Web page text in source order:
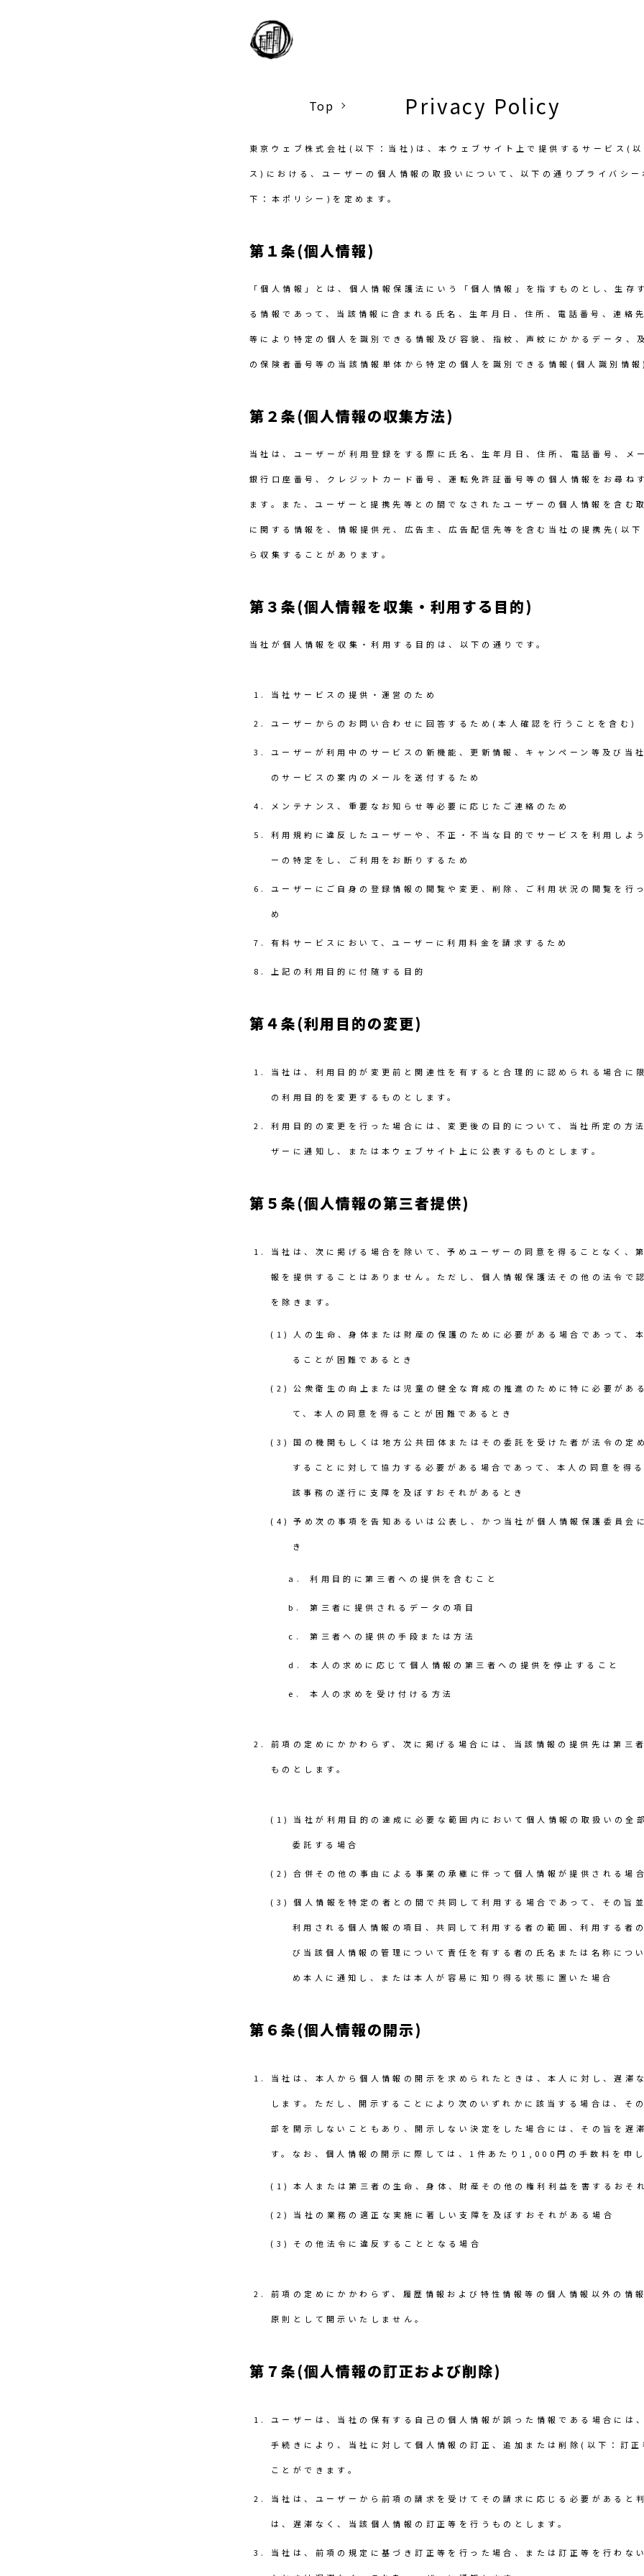
Top Privacy Policy
東京ウェブ株式会社(以下：当社)は、本ウェブサイト上で提供するサービス(以
ス)における、ユーザーの個人情報の取扱いについて、以下の通りプライバシー
下：本ポリシー)を定めます。
第１条(個人情報)
「個人情報」とは、個人情報保護法にいう「個人情報」を指すものとし、生存
る情報であって、当該情報に含まれる氏名、生年月日、住所、電話番号、連絡
等により特定の個人を識別できる情報及び容貌、指紋、声紋にかかるデータ、
の保険者番号等の当該情報単体から特定の個人を識別できる情報(個人識別情報
第２条(個人情報の収集方法)
当社は、ユーザーが利用登録をする際に氏名、生年月日、住所、電話番号、メ
銀行口座番号、クレジットカード番号、運転免許証番号等の個人情報をお尋ね
ます。また、ユーザーと提携先等との間でなされたユーザーの個人情報を含む
に関する情報を、情報提供元、広告主、広告配信先等を含む当社の提携先(以
ら収集することがあります。
第３条(個人情報を収集・利用する目的)
当社が個人情報を収集・利用する目的は、以下の通りです。
当社サービスの提供・運営のため
ユーザーからのお問い合わせに回答するため(本人確認を行うことを含む)
ユーザーが利用中のサービスの新機能、更新情報、キャンペーン等及び当
のサービスの案内のメールを送付するため
メンテナンス、重要なお知らせ等必要に応じたご連絡のため
利用規約に違反したユーザーや、不正・不当な目的でサービスを利用しよ
ーの特定をし、ご利用をお断りするため
ユーザーにご自身の登録情報の閲覧や変更、削除、ご利用状況の閲覧を行
め
有料サービスにおいて、ユーザーに利用料金を請求するため
上記の利用目的に付随する目的
第４条(利用目的の変更)
当社は、利用目的が変更前と関連性を有すると合理的に認められる場合に
の利用目的を変更するものとします。
利用目的の変更を行った場合には、変更後の目的について、当社所定の方
ザーに通知し、または本ウェブサイト上に公表するものとします。
第５条(個人情報の第三者提供)
当社は、次に掲げる場合を除いて、予めユーザーの同意を得ることなく、
報を提供することはありません。ただし、個人情報保護法その他の法令で
を除きます。
人の生命、身体または財産の保護のために必要がある場合であって、
ることが困難であるとき
公衆衛生の向上または児童の健全な育成の推進のために特に必要があ
て、本人の同意を得ることが困難であるとき
国の機関もしくは地方公共団体またはその委託を受けた者が法令の定
することに対して協力する必要がある場合であって、本人の同意を得
該事務の遂行に支障を及ぼすおそれがあるとき
予め次の事項を告知あるいは公表し、かつ当社が個人情報保護委員会
き
利用目的に第三者への提供を含むこと
第三者に提供されるデータの項目
第三者への提供の手段または方法
本人の求めに応じて個人情報の第三者への提供を停止すること
本人の求めを受け付ける方法
前項の定めにかかわらず、次に掲げる場合には、当該情報の提供先は第三
ものとします。
当社が利用目的の達成に必要な範囲内において個人情報の取扱いの全
委託する場合
合併その他の事由による事業の承継に伴って個人情報が提供される場合
個人情報を特定の者との間で共同して利用する場合であって、その旨
利用される個人情報の項目、共同して利用する者の範囲、利用する者
び当該個人情報の管理について責任を有する者の氏名または名称につ
め本人に通知し、または本人が容易に知り得る状態に置いた場合
第６条(個人情報の開示)
当社は、本人から個人情報の開示を求められたときは、本人に対し、遅滞
します。ただし、開示することにより次のいずれかに該当する場合は、そ
部を開示しないこともあり、開示しない決定をした場合には、その旨を遅
す。なお、個人情報の開示に際しては、1件あたり1,000円の手数料を申し
本人または第三者の生命、身体、財産その他の権利利益を害するおそ
当社の業務の適正な実施に著しい支障を及ぼすおそれがある場合
その他法令に違反することとなる場合
前項の定めにかかわらず、履歴情報および特性情報等の個人情報以外の情
原則として開示いたしません。
第７条(個人情報の訂正および削除)
ユーザーは、当社の保有する自己の個人情報が誤った情報である場合には
手続きにより、当社に対して個人情報の訂正、追加または削除(以下：訂正
ことができます。
当社は、ユーザーから前項の請求を受けてその請求に応じる必要があると
は、遅滞なく、当該個人情報の訂正等を行うものとします。
当社は、前項の規定に基づき訂正等を行った場合、または訂正等を行わな